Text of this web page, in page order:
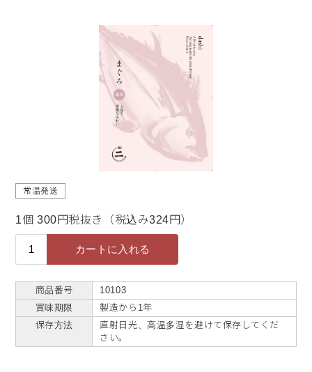
常温発送
1個 300円税抜き（税込み324円）
商品番号
10103
賞味期限
製造から1年
保存方法
直射日光、高温多湿を避けて保存してくだ
さい。